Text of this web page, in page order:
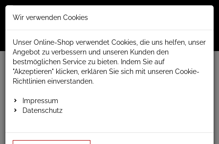
Menü
www.anapont.eu
Badheizkörper
gebogen/Farbwahl möglich
Baubreite 500mm
Wir verwenden Cookies
Unser Online-Shop verwendet Cookies, die uns helfen, unser
Angebot zu verbessern und unseren Kunden den
bestmöglichen Service zu bieten. Indem Sie auf
"Akzeptieren" klicken, erklären Sie sich mit unseren Cookie-
Richtlinien einverstanden.
Impressum
Datenschutz